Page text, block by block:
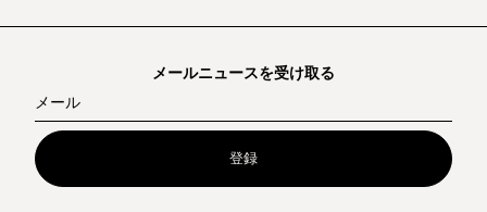
メールニュースを受け取る
メール
登録